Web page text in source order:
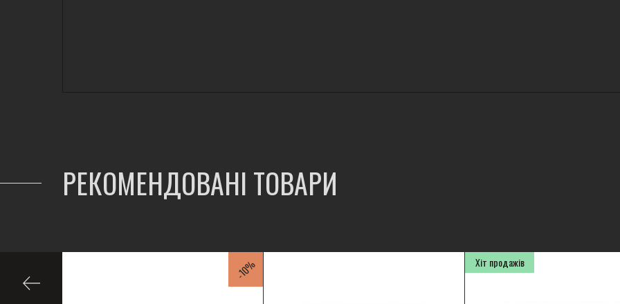
РЕКОМЕНДОВАНІ ТОВАРИ
-10% Хіт продажів